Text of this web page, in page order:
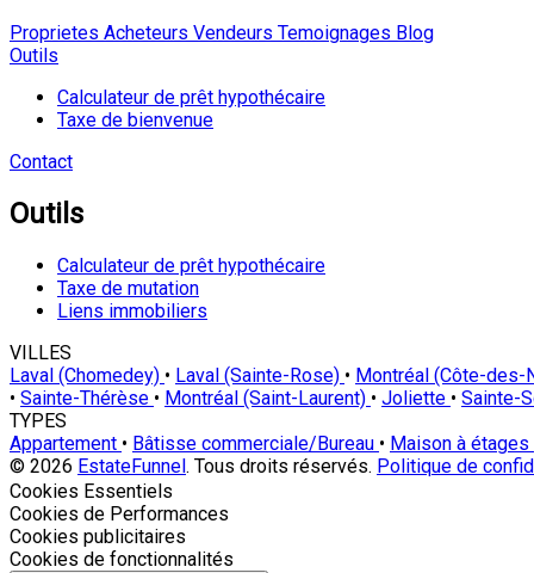
Proprietes Acheteurs Vendeurs Temoignages Blog
Outils
Calculateur de prêt hypothécaire
Taxe de bienvenue
Contact
Outils
Calculateur de prêt hypothécaire
Taxe de mutation
Liens immobiliers
VILLES
Laval (Chomedey) • Laval (Sainte-Rose) • Montréal (Côte-
• Sainte-Thérèse • Montréal (Saint-Laurent) • Joliette • Sainte-
TYPES
Appartement • Bâtisse commerciale/Bureau • Maison à étages
© 2026 EstateFunnel . Tous droits réservés. Politique de
Activer
Cookies Essentiels
Activer
Cookies de Performances
Activer
Cookies publicitaires
Activer
Cookies de fonctionnalités